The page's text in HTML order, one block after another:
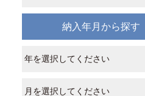
納入年月から探す